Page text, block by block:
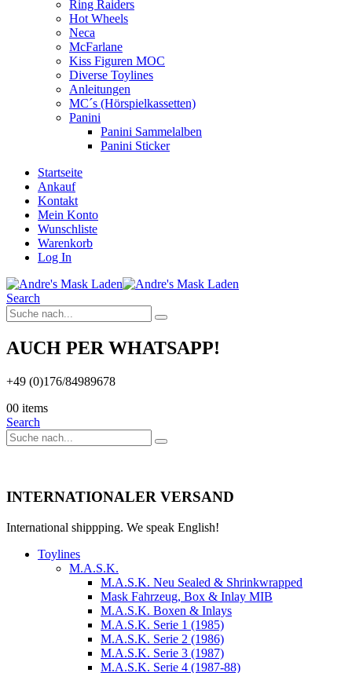
Ring Raiders
Hot Wheels
Neca
McFarlane
Kiss Figuren MOC
Diverse Toylines
Anleitungen
MC´s (Hörspielkassetten)
Panini
Panini Sammelalben
Panini Sticker
Startseite
Ankauf
Kontakt
Mein Konto
Wunschliste
Warenkorb
Log In
Search
AUCH PER WHATSAPP!
+49 (0)176/84989678
00 items
Search
INTERNATIONALER VERSAND
International shippping. We speak English!
Toylines
M.A.S.K.
M.A.S.K. Neu Sealed & Shrinkwrapped
Mask Fahrzeug, Box & Inlay MIB
M.A.S.K. Boxen & Inlays
M.A.S.K. Serie 1 (1985)
M.A.S.K. Serie 2 (1986)
M.A.S.K. Serie 3 (1987)
M.A.S.K. Serie 4 (1987-88)